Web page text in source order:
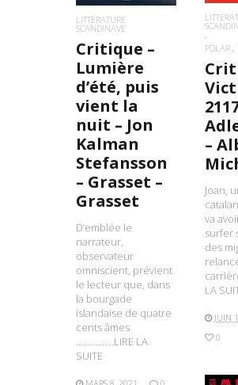
LITTÉRATURE
SCANDINAVE
Critique –
Lumière
d’été, puis
vient la
nuit – Jon
Kalman
Stefansson
– Grasset –
Grasset
D’emblée le
narrateur,
observateur
omniscient, prévient
le lecteur que, dans
la bourgade
islandaise de quatre
cents âmes
…………….LIRE LA
SUITE
POLAR
–
Joan,
va
surfer
des
LA
JUIN
0